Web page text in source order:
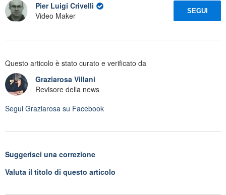
Pier Luigi Crivelli
Video Maker
SEGUI
Questo articolo è stato curato e verificato da
Graziarosa Villani
Revisore della news
Segui Graziarosa su Facebook
Suggerisci una correzione
Valuta il titolo di questo articolo